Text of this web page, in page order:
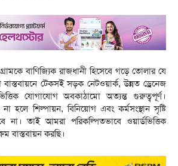
বাণিজ্যিক রাজধানী হিসেবে গড়ে তোলার যে
বাস্তবায়নে টেকসই সড়ক নেটওয়ার্ক, উন্নত ড্রেনেজ
যোগাযোগ অবকাঠামো অত্যন্ত গুরুত্বপূর্ণ।
হলে শিল্পায়ন, বিনিয়োগ এবং কর্মসংস্থান সৃষ্টি
না। তাই আমরা পরিকল্পিতভাবে ওয়ার্ডভিত্তিক
বাস্তবায়ন করছি।